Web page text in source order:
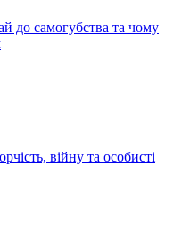
до самогубства та чому
війну та особисті